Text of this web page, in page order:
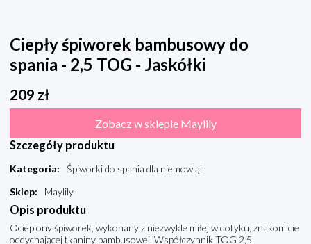
Ciepły śpiworek bambusowy do
spania - 2,5 TOG - Jaskółki
209 zł
Zobacz w sklepie Maylily
Szczegóły produktu
Kategoria:
Śpiworki do spania dla niemowląt
Sklep: Maylily
Opis produktu
Ocieplony śpiworek, wykonany z niezwykle miłej w dotyku, znakomicie
oddychającej tkaniny bambusowej. Współczynnik TOG 2,5.